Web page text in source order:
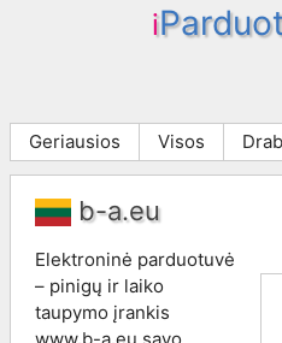
i
Geriausios Visos
b-a.eu
Elektroninė parduotuvė
– pinigų ir laiko
taupymo įrankis
www.b-a.eu savo